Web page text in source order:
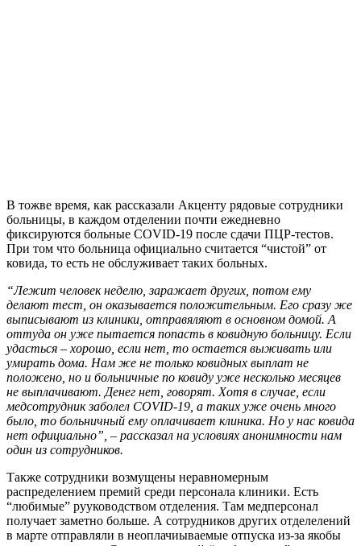
В тожве время, как рассказали Акценту рядовые сотрудники
больницы, в каждом отделении почти ежедневно
фиксируются больные COVID-19 после сдачи ПЦР-тестов.
При том что больница официально считается “чистой” от
ковида, то есть не обслуживает таких больных.
“Лежит человек неделю, заражает других, потом ему
делают тест, он оказывается положительным. Его сразу же
выписывают из клиники, отправяляют в основном домой. А
оттуда он уже пытается попасть в ковидную больницу. Если
удасться – хорошо, если нет, то остается выживать или
умирать дома. Нам же не только ковидных выплат не
положено, но и больничные по ковиду уже несколько месяцев
не выплачивают. Денег нет, говорят. Хотя в случае, если
медсотрудник заболел COVID-19, а таких уже очень много
было, то больничный ему оплачивает клиника. Но у нас ковида
нет официально”, – рассказал на условиях анонимности нам
один из сотрудников.
Также сотрудники возмущены неравномерным
распределением премий среди персонала клиники. Есть
“любимые” рууководством отделения. Там медперсонал
получает заметно больше. А сотрудников других отделелений
в марте отправляли в неоплачиываемые отпуска из-за якобы